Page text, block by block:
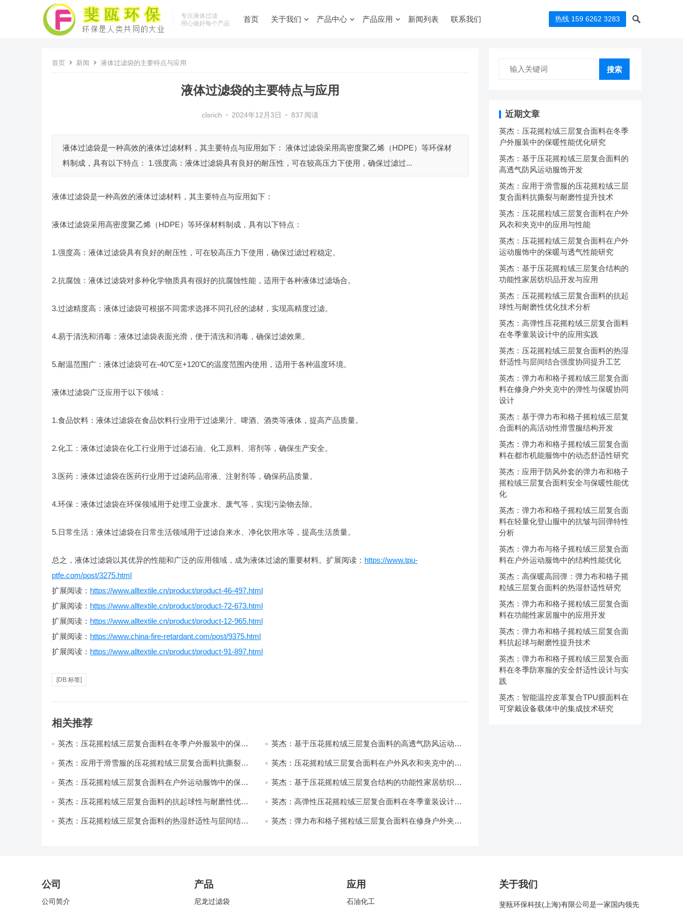
专注液体过滤
用心做好每个产品
首页 关于我们 产品中心 产品应用 新闻列表 联系我们 热线 159 6262 3283
首页 新闻 液体过滤袋的主要特点与应用
液体过滤袋的主要特点与应用
clsrich • 2024年12月3日 • 837 阅读
液体过滤袋是一种高效的液体过滤材料，其主要特点与应用如下： 液体过滤袋采用高密度聚乙烯（HDPE）等环保材
料制成，具有以下特点： 1.强度高：液体过滤袋具有良好的耐压性，可在较高压力下使用，确保过滤过...
液体过滤袋是一种高效的液体过滤材料，其主要特点与应用如下：
液体过滤袋采用高密度聚乙烯（HDPE）等环保材料制成，具有以下特点：
1.强度高：液体过滤袋具有良好的耐压性，可在较高压力下使用，确保过滤过程稳定。
2.抗腐蚀：液体过滤袋对多种化学物质具有很好的抗腐蚀性能，适用于各种液体过滤场合。
3.过滤精度高：液体过滤袋可根据不同需求选择不同孔径的滤材，实现高精度过滤。
4.易于清洗和消毒：液体过滤袋表面光滑，便于清洗和消毒，确保过滤效果。
5.耐温范围广：液体过滤袋可在-40℃至+120℃的温度范围内使用，适用于各种温度环境。
液体过滤袋广泛应用于以下领域：
1.食品饮料：液体过滤袋在食品饮料行业用于过滤果汁、啤酒、酒类等液体，提高产品质量。
2.化工：液体过滤袋在化工行业用于过滤石油、化工原料、溶剂等，确保生产安全。
3.医药：液体过滤袋在医药行业用于过滤药品溶液、注射剂等，确保药品质量。
4.环保：液体过滤袋在环保领域用于处理工业废水、废气等，实现污染物去除。
5.日常生活：液体过滤袋在日常生活领域用于过滤自来水、净化饮用水等，提高生活质量。
总之，液体过滤袋以其优异的性能和广泛的应用领域，成为液体过滤的重要材料。扩展阅读： https://www.tpu-
ptfe.com/post/3275.html
扩展阅读： https://www.alltextile.cn/product/product-46-497.html
扩展阅读： https://www.alltextile.cn/product/product-72-673.html
扩展阅读： https://www.alltextile.cn/product/product-12-965.html
扩展阅读： https://www.china-fire-retardant.com/post/9375.html
扩展阅读： https://www.alltextile.cn/product/product-91-897.html
[DB:标签]
相关推荐
英杰：压花摇粒绒三层复合面料在冬季户外服装中的保暖
英杰：基于压花摇粒绒三层复合面料的高透气防风运动服
英杰：应用于滑雪服的压花摇粒绒三层复合面料抗撕裂与
英杰：压花摇粒绒三层复合面料在户外风衣和夹克中的应
英杰：压花摇粒绒三层复合面料在户外运动服饰中的保暖
英杰：基于压花摇粒绒三层复合结构的功能性家居纺织品
英杰：压花摇粒绒三层复合面料的抗起球性与耐磨性优化
英杰：高弹性压花摇粒绒三层复合面料在冬季童装设计中
英杰：压花摇粒绒三层复合面料的热湿舒适性与层间结合
英杰：弹力布和格子摇粒绒三层复合面料在修身户外夹克
搜索
近期文章
英杰：压花摇粒绒三层复合面料在冬季
户外服装中的保暖性能优化研究
英杰：基于压花摇粒绒三层复合面料的
高透气防风运动服饰开发
英杰：应用于滑雪服的压花摇粒绒三层
复合面料抗撕裂与耐磨性提升技术
英杰：压花摇粒绒三层复合面料在户外
风衣和夹克中的应用与性能
英杰：压花摇粒绒三层复合面料在户外
运动服饰中的保暖与透气性能研究
英杰：基于压花摇粒绒三层复合结构的
功能性家居纺织品开发与应用
英杰：压花摇粒绒三层复合面料的抗起
球性与耐磨性优化技术分析
英杰：高弹性压花摇粒绒三层复合面料
在冬季童装设计中的应用实践
英杰：压花摇粒绒三层复合面料的热湿
舒适性与层间结合强度协同提升工艺
英杰：弹力布和格子摇粒绒三层复合面
料在修身户外夹克中的弹性与保暖协同
设计
英杰：基于弹力布和格子摇粒绒三层复
合面料的高活动性滑雪服结构开发
英杰：弹力布和格子摇粒绒三层复合面
料在都市机能服饰中的动态舒适性研究
英杰：应用于防风外套的弹力布和格子
摇粒绒三层复合面料安全与保暖性能优
化
英杰：弹力布和格子摇粒绒三层复合面
料在轻量化登山服中的抗皱与回弹特性
分析
英杰：弹力布与格子摇粒绒三层复合面
料在户外运动服饰中的结构性能优化
英杰：高保暖高回弹：弹力布和格子摇
粒绒三层复合面料的热湿舒适性研究
英杰：弹力布和格子摇粒绒三层复合面
料在功能性家居服中的应用开发
英杰：弹力布和格子摇粒绒三层复合面
料抗起球与耐磨性提升技术
英杰：弹力布和格子摇粒绒三层复合面
料在冬季防寒服的安全舒适性设计与实
践
英杰：智能温控皮革复合TPU膜面料在
可穿戴设备载体中的集成技术研究
公司
公司简介
产品
尼龙过滤袋
应用
石油化工
关于我们
斐瓯环保科技(上海)有限公司是一家国内领先